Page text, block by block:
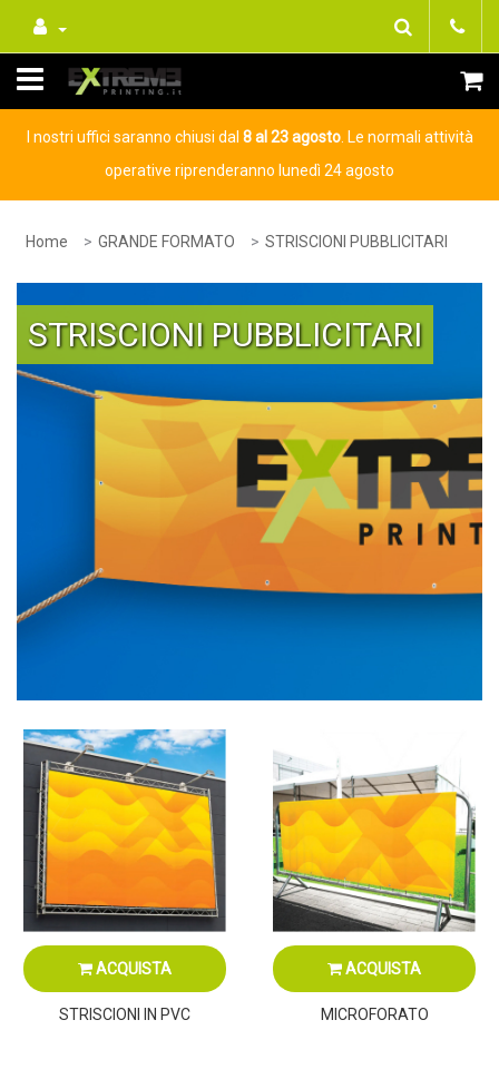
I nostri uffici saranno chiusi dal 8 al 23 agosto. Le normali attività
operative riprenderanno lunedì 24 agosto
Home GRANDE FORMATO STRISCIONI PUBBLICITARI
STRISCIONI PUBBLICITARI
ACQUISTA
STRISCIONI IN PVC
ACQUISTA
MICROFORATO